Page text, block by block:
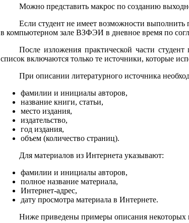
Можно представить макрос по созданию
Если студент не имеет возможности
в компьютерном зале ВЗФЭИ в дневное время по
После изложения практической части
список включаются только те источники, которые
При описании литературного источника
фамилии и инициалы авторов,
название книги, статьи,
место издания,
издательство,
год издания,
объем (количество страниц).
Для материалов из Интернета указывают:
фамилии и инициалы авторов,
полное название материала,
Интернет-адрес,
дату просмотра материала в Интернете.
Ниже приведены примеры описания некоторых